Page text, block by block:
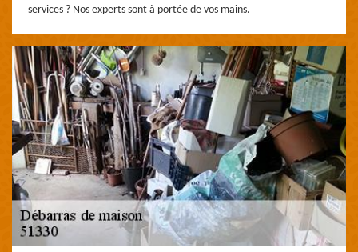
services ? Nos experts sont à portée de vos mains.